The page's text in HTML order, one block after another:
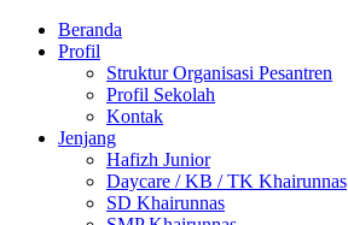
Beranda
Profil
Struktur Organisasi Pesantren
Profil Sekolah
Kontak
Jenjang
Hafizh Junior
Daycare / KB / TK Khairunnas
SD Khairunnas